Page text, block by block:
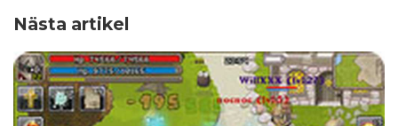
Nästa artikel